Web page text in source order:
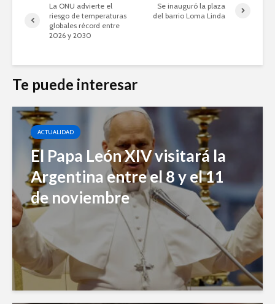
La ONU advierte el
riesgo de temperaturas
globales récord entre
2026 y 2030
Se inauguró la plaza
del barrio Loma Linda
Te puede interesar
ACTUALIDAD
El Papa León XIV visitará la
Argentina entre el 8 y el 11
de noviembre